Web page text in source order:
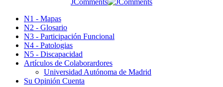
N1 - Mapas
N2 - Glosario
N3 - Participación Funcional
N4 - Patologias
N5 - Discapacidad
Artículos de Colaborardores
Universidad Autónoma de Madrid
Su Opinión Cuenta